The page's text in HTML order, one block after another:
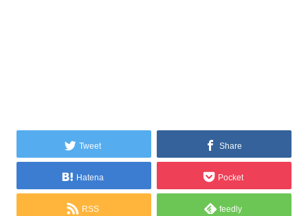
Tweet Share
Hatena Pocket
RSS feedly